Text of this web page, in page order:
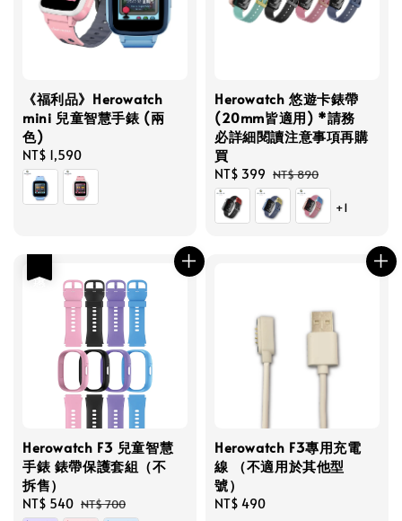
《福利品》Herowatch
mini 兒童智慧手錶 (兩
色)
Regular
price
NT$ 1,590
Herowatch 悠遊卡錶帶
(20mm皆適用) *請務
必詳細閱讀注意事項再購
買
Sale
price
NT$ 399 Regular
price
NT$ 890
+1
Herowatch F3 兒童智慧
手錶 錶帶保護套組（不
拆售）
Sale
NT$ 540 Regular
NT$ 700
Herowatch F3專用充電
線 （不適用於其他型
號）
Regular
NT$ 490